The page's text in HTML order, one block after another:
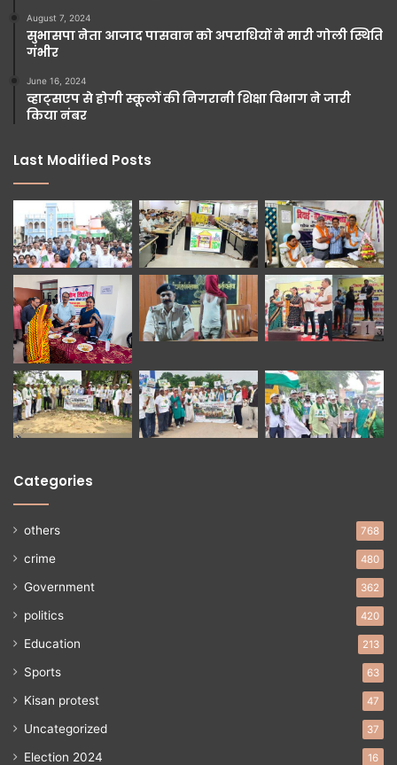
August 7, 2024
सुभासपा नेता आजाद पासवान को अपराधियों ने मारी गोली स्थिति
गंभीर
June 16, 2024
व्हाट्सएप से होगी स्कूलों की निगरानी शिक्षा विभाग ने जारी
किया नंबर
Last Modified Posts
Categories
others 768
crime 480
Government 362
politics 420
Education 213
Sports 63
Kisan protest 47
Uncategorized 37
Election 2024 16